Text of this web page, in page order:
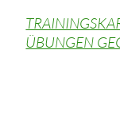
ÜBUNGEN